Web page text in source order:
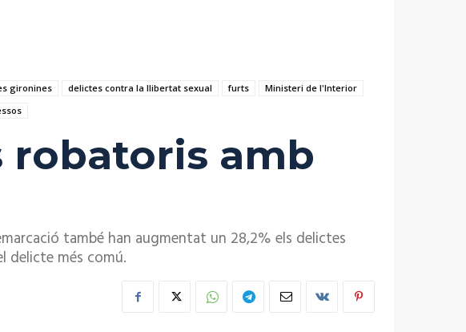
gironines delictes contra la llibertat sexual furts
Ministeri de l'Interior
robatoris amb
també han augmentat un 28,2% els delictes
delicte més comú.